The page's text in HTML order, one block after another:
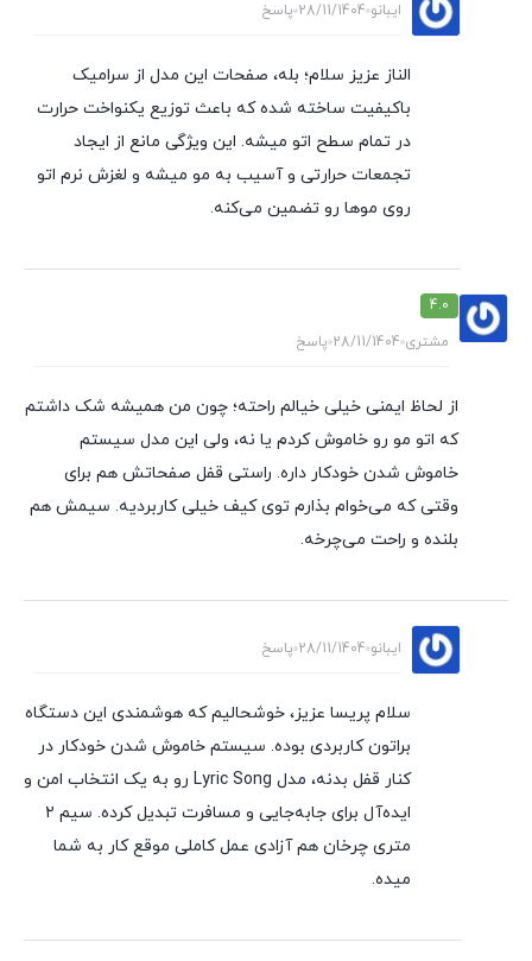
ایبانو 28/11/1404 پاسخ
الناز عزیز سلام؛ بله، صفحات این مدل از سرامیک
باکیفیت ساخته شده که باعث توزیع یکنواخت حرارت
در تمام سطح اتو میشه. این ویژگی مانع از ایجاد
تجمعات حرارتی و آسیب به مو میشه و لغزش نرم اتو
روی موها رو تضمین می‌کنه.
4.0
مشتری 28/11/1404 پاسخ
از لحاظ ایمنی خیلی خیالم راحته؛ چون من همیشه شک داشتم
که اتو مو رو خاموش کردم یا نه، ولی این مدل سیستم
خاموش شدن خودکار داره. راستی قفل صفحاتش هم برای
وقتی که می‌خوام بذارم توی کیف خیلی کاربردیه. سیمش هم
بلنده و راحت می‌چرخه.
ایبانو 28/11/1404 پاسخ
سلام پریسا عزیز، خوشحالیم که هوشمندی این دستگاه
براتون کاربردی بوده. سیستم خاموش شدن خودکار در
کنار قفل بدنه، مدل Lyric Song رو به یک انتخاب امن و
ایده‌آل برای جابه‌جایی و مسافرت تبدیل کرده. سیم ۲
متری چرخان هم آزادی عمل کاملی موقع کار به شما
میده.